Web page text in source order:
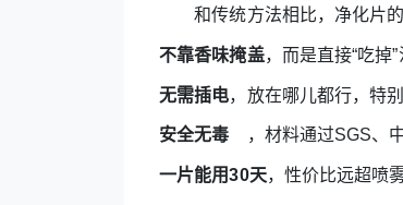
和传统方法相比，净化片的
不靠香味掩盖，而是直接“吃掉
无需插电，放在哪儿都行，特
安全无毒 ，材料通过SGS、
一片能用30天，性价比远超喷